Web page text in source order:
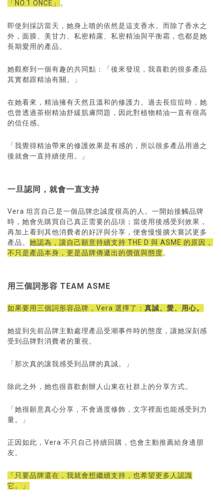
「NO.1 ONCE」 。
即使到採訪當天，她身上噴的依然是這支香水。而除了香水之
外，面膜、美甘力、私密精露、私密精油與平衡霜，也都是她
長期愛用的產品。
她觀察到一個有趣的共同點：「後來發現，我喜歡的很多產品
其實都跟精油有關。」
在她看來，精油擁有天然且溫和的修護力。過去長痘痘時，她
也曾透過茶樹精油舒緩肌膚問題，因此對植物精油一直有很高
的信任感。
「我覺得精油帶來的修護效果是有感的，所以很多產品用過之
後就會一直持續使用。」
一旦認同，就會一直支持
Vera 坦言自己是一個品牌忠誠度很高的人。一開始接觸品牌
時，她會先購買自己真正需要的品項；當使用後感受到效果，
再加上看到其他消費者的好評與分享，便會慢慢擴大嘗試更多
產品。 她認為，讓自己願意持續支持 THE D 與 ASME 的原因，
不只是產品本身，更是品牌傳遞出的價值與態度。
用三個詞形容 TEAM ASME
如果要用三個詞形容品牌，Vera 選擇了： 真誠、愛、用心。
她提到先前品牌主動處理產品受潮事件時的態度，讓她深刻感
受到品牌對消費者的重視。
「那次真的讓我感受到品牌的真誠。」
除此之外，她也很喜歡創辦人山東在社群上的分享方式。
「她很願意真心分享，不會過度修飾，文字裡面也能感受到力
量。」
正因如此，Vera 不只自己持續回購，也會主動推薦給身邊朋
友。
「只要品牌還在，我就會想繼續支持，也希望更多人認識
它。」